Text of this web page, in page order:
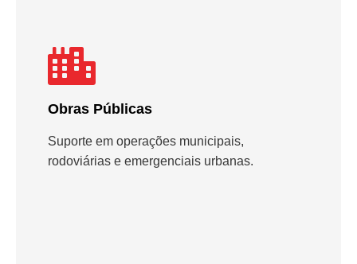
Obras Públicas
Suporte em operações municipais,
rodoviárias e emergenciais urbanas.